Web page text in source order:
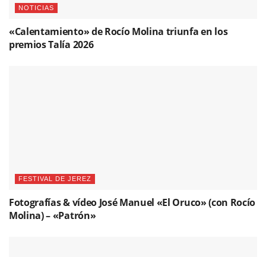
NOTICIAS
«Calentamiento» de Rocío Molina triunfa en los
premios Talía 2026
FESTIVAL DE JEREZ
Fotografías & vídeo José Manuel «El Oruco» (con Rocío
Molina) – «Patrón»